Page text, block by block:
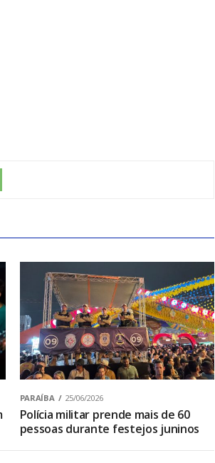
PARAÍBA 25/06/2026
Polícia militar prende mais de 60
pessoas durante festejos juninos